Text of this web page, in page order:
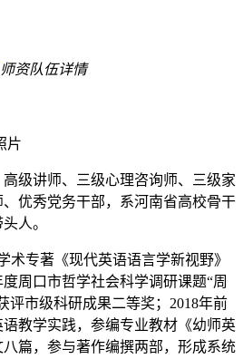
师资队伍详情
级讲师、三级心理咨询师、三级家
优秀党务干部，系河南省高校骨干
人。
术专著《现代英语语言学新视野》
周口市哲学社会科学调研课题“周
评市级科研成果二等奖；2018年前
教学实践，参编专业教材《幼师英
篇，参与著作编撰两部，形成系统